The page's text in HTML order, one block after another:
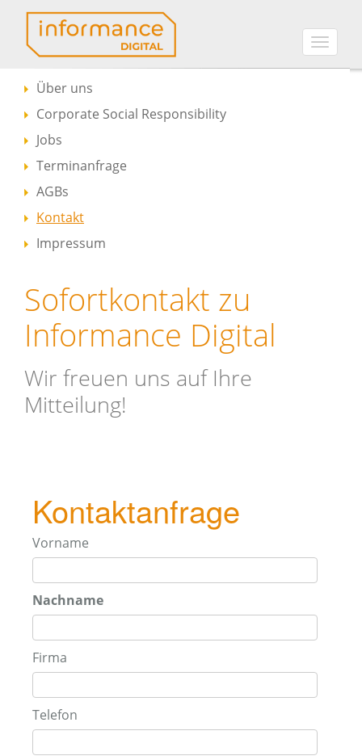
Über uns
Corporate Social Responsibility
Jobs
Terminanfrage
AGBs
Kontakt
Impressum
Sofortkontakt zu
Informance Digital
Wir freuen uns auf Ihre
Mitteilung!
Kontaktanfrage
Vorname
Nachname
Firma
Telefon